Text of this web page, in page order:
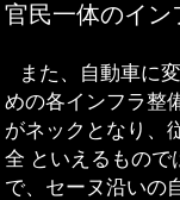
官民一体のイン
また、自動車に
めの各インフラ整
がネックとなり、
全 といえるもので
で、セーヌ沿いの